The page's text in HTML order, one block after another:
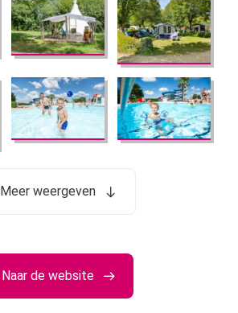
Meer weergeven
Naar de website